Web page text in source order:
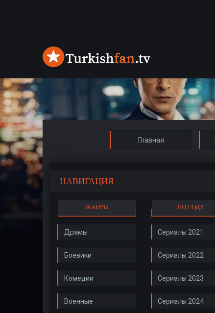
Главная
НАВИГАЦИЯ
ЖАНРЫ
Драмы
Боевики
Комедии
Военные
ПО ГОДУ
Сериалы 2021
Сериалы 2022
Сериалы 2023
Сериалы 2024